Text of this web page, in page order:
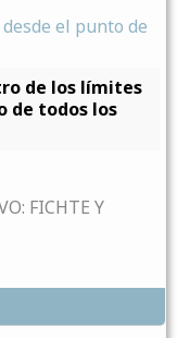
el punto de
de los límites
de todos los
FICHTE Y